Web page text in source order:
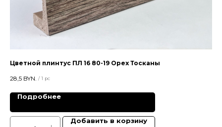
Цветной плинтус ПЛ 16 80-19 Орех Тосканы
28,5 BYN. / 1 pc
Подробнее
Добавить в корзину